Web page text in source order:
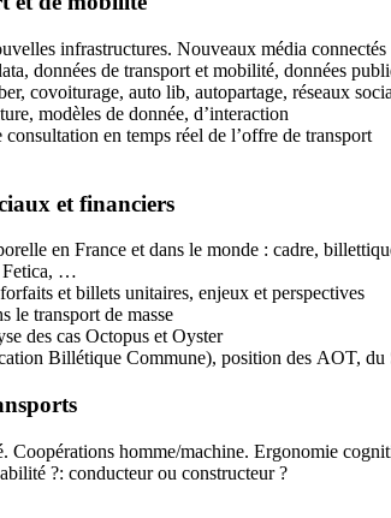
infrastructures. Nouveaux média connectés
données de transport et mobilité, données
covoiturage, auto lib, autopartage, réseaux
modèles de donnée, d’interaction
en temps réel de l’offre de transport
et financiers
en France et dans le monde : cadre,
Fetica, …
et billets unitaires, enjeux et perspectives
le transport de masse
des cas Octopus et Oyster
Billétique Commune), position des AOT, du
Coopérations homme/machine. Ergonomie
?: conducteur ou constructeur ?